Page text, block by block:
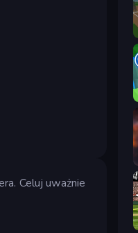
Celuj uważnie